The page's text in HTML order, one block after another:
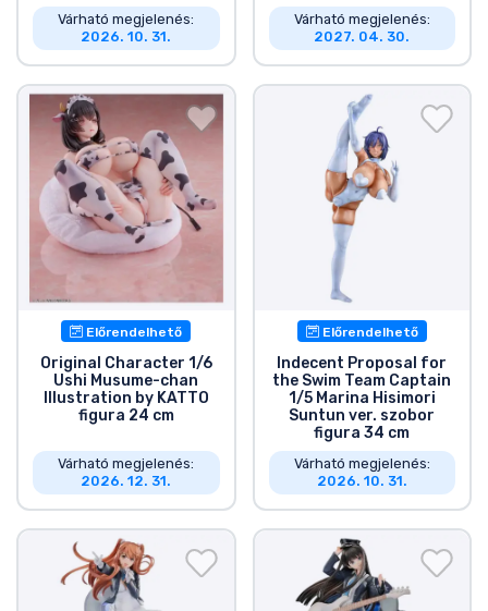
Várható megjelenés:
2026. 10. 31.
Várható megjelenés:
2027. 04. 30.
Előrendelhető
Original Character 1/6
Ushi Musume-chan
Illustration by KATTO
figura 24 cm
Várható megjelenés:
2026. 12. 31.
Előrendelhető
Indecent Proposal for
the Swim Team Captain
1/5 Marina Hisimori
Suntun ver. szobor
figura 34 cm
Várható megjelenés:
2026. 10. 31.